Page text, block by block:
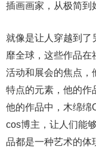
插画画家，从极简到
就像是让人穿越到了
靡全球，这些作品在
活动和展会的焦点，
特点的元素，他的作
他的作品中，木绵绵
cos博主，让人们能
品都是一种艺术的体